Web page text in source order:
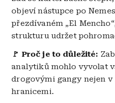
objeví nástupce po
přezdívaném „El
strukturu udržet
🚩 Proč je to důležité:
analytiků mohlo vyvolat
drogovými gangy nejen v
hranicemi.